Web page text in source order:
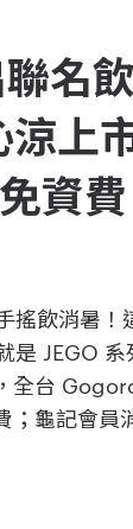
名
涼上
資費
飲消暑
JEGO
台
龜記會